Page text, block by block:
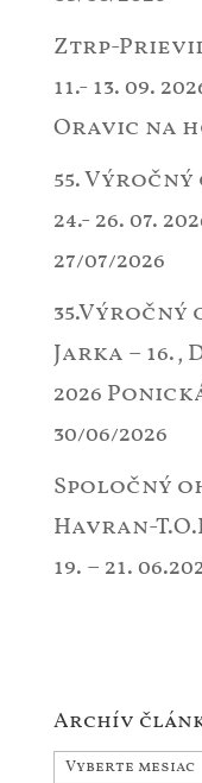
Ztrp-
11.- 13. 09.
Oravic na
55.
24.- 26. 07.
27/07/2026
35.Výročný
Jarka – 16.,
2026
30/06/2026
Spoločný
Havran-
19. – 21.
Archív
Archív